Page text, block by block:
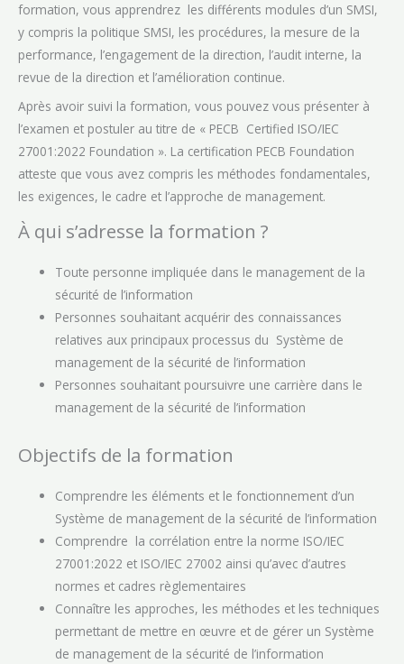
formation, vous apprendrez les différents modules d’un SMSI,
y compris la politique SMSI, les procédures, la mesure de la
performance, l’engagement de la direction, l’audit interne, la
revue de la direction et l’amélioration continue.
Après avoir suivi la formation, vous pouvez vous présenter à
l’examen et postuler au titre de « PECB Certified ISO/IEC
27001:2022 Foundation ». La certification PECB Foundation
atteste que vous avez compris les méthodes fondamentales,
les exigences, le cadre et l’approche de management.
À qui s’adresse la formation ?
Toute personne impliquée dans le management de la
sécurité de l’information
Personnes souhaitant acquérir des connaissances
relatives aux principaux processus du Système de
management de la sécurité de l’information
Personnes souhaitant poursuivre une carrière dans le
management de la sécurité de l’information
Objectifs de la formation
Comprendre les éléments et le fonctionnement d’un
Système de management de la sécurité de l’information
Comprendre la corrélation entre la norme ISO/IEC
27001:2022 et ISO/IEC 27002 ainsi qu’avec d’autres
normes et cadres règlementaires
Connaître les approches, les méthodes et les techniques
permettant de mettre en œuvre et de gérer un Système
de management de la sécurité de l’information